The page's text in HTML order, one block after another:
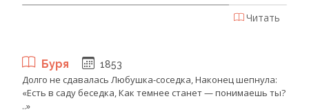
Читать
Буря 1853
Долго не сдавалась Любушка-соседка, Наконец шепнула:
«Есть в саду беседка, Как темнее станет — понимаешь ты?
..»